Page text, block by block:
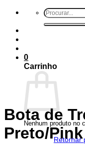
Pesquisar
por:
0
Carrinho
Nenhum produto no
Retornar
Bota de
Preto/